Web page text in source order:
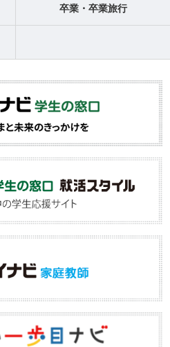
卒業・卒業旅行